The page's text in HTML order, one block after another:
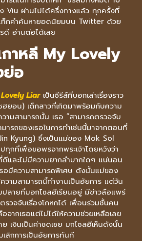
Viu ผ่านไปได้ครึ่งทางแล้ว ทุกครั้งที่
ท็กคำค้นหายอดนิยมบน Twitter ด้วย
ดี อ่านต่อได้เลย
กาหลี My Lovely
ย่อ
Liarเป็นซีรีส์ที่บอกเล่าเรื่องราว
ยอน) เด็กสาวที่เกิดมาพร้อมกับความ
ามสามารถนั้น เธอ “สามารถตรวจจับ
ารถของเธอในการทำเช่นนี้มาจากตอนที่
Kyung) ซึ่งเป็นแม่ของ Mok Sol
ทุกที่เพื่อขอพรจากพระเจ้าโดยหวังว่า
และไม่มีความยากลำบากใดๆ แน่นอน
อมีความสามารถพิเศษ ดังนั้นแม่ของ
ความสามารถนี้ทำงานเป็นอัยการ แต่วัน
ปลายที่มอกโซลฮีเรียนอยู่ มีข่าวลือแพร่
รวจจับเรื่องโกหกได้ เพื่อนร่วมชั้นคน
จากเธอแต่ไม่ได้ให้ความช่วยเหลือเลย
ย เงินเป็นค่าชดเชย มกโซลฮีเห็นดังนั้น
ลิกการเป็นอัยการทันที